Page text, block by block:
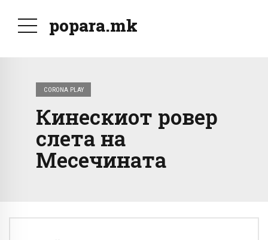
popara.mk
CORONA PLAY
Кинескиот ровер
слета на
Месечината